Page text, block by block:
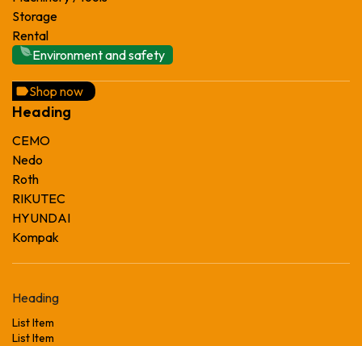
Storage
Rental
Environment and safety
Shop now
Heading
CEMO
Nedo
Roth
RIKUTEC
HYUNDAI
Kompak
Heading
List Item
List Item